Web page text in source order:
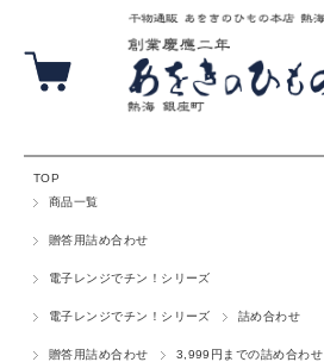
TOP
商品一覧
贈答用詰め合わせ
電子レンジでチン！シリーズ
電子レンジでチン！シリーズ 詰め合わせ
贈答用詰め合わせ 3,999円までの詰め合わせ